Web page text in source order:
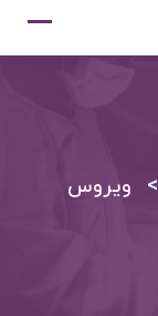
> ویروس